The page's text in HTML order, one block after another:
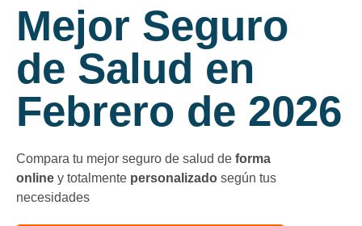
Mejor Seguro
de Salud en
Febrero de 2026
Compara tu mejor seguro de salud de forma
online y totalmente personalizado según tus
necesidades